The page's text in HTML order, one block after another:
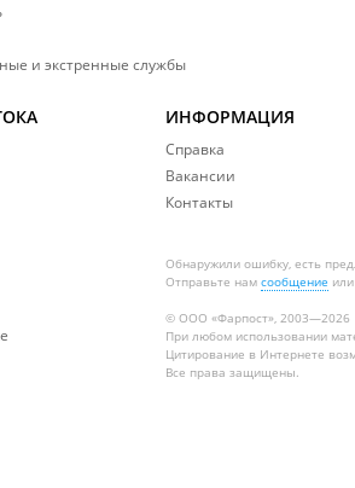
и экстренные службы
ИНФОРМАЦИЯ
Справка
Вакансии
Контакты
Обнаружили ошибку, есть
Отправьте нам сообщение
© ООО «Фарпост», 2003—2026
При любом использовании
Цитирование в Интернете
Все права защищены.